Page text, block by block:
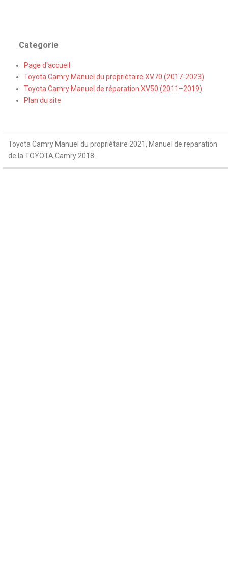
Categorie
Page d'accueil
Toyota Camry Manuel du propriétaire XV70 (2017-2023)
Toyota Camry Manuel de réparation XV50 (2011–2019)
Plan du site
Toyota Camry Manuel du propriétaire 2021, Manuel de reparation
de la TOYOTA Camry 2018.